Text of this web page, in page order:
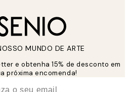
MUNDO DE ARTE
e obtenha 15% de desconto em
próxima encomenda!